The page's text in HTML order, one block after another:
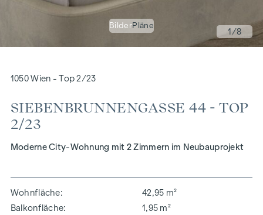
BilderPläne
1/8
1050 Wien - Top 2/23
SIEBENBRUNNENGASSE 44 - TOP
2/23
Moderne City-Wohnung mit 2 Zimmern im Neubauprojekt
Wohnfläche
42,95 m²
Balkonfläche
1,95 m²